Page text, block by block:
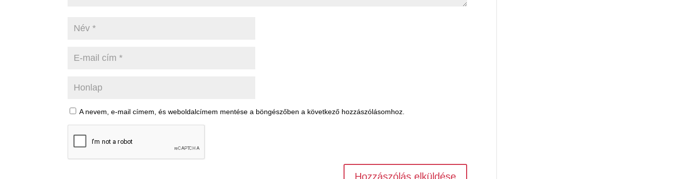
A nevem, e-mail címem, és weboldalcímem mentése a böngészőben a következő hozzászólásomhoz.